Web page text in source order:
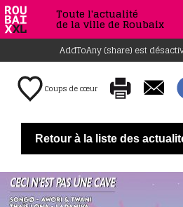
Toute l'actualité
de la ville de Roubaix
AddToAny (share) est
Coups de cœur
Retour à la liste des